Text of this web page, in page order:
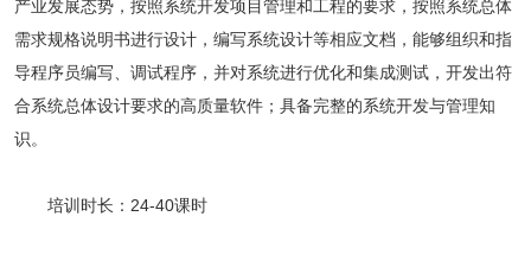
产业发展态势，按照系统开发项目管理和工程的要求，按照系统总体
需求规格说明书进行设计，编写系统设计等相应文档，能够组织和指
导程序员编写、调试程序，并对系统进行优化和集成测试，开发出符
合系统总体设计要求的高质量软件；具备完整的系统开发与管理知
识。
培训时长：24-40课时